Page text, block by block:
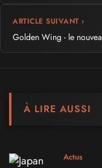
ARTICLE SUIVANT ›
Golden Wing - le
À LIRE AUSSI
Actus